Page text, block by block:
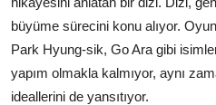
büyüme sürecini konu alıyor.
Park Hyung-sik, Go Ara gibi
yapım olmakla kalmıyor, aynı
ideallerini de yansıtıyor.